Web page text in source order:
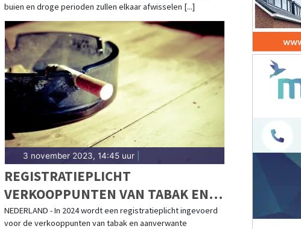
buien en droge perioden zullen elkaar afwisselen [...]
3 november 2023, 14:45 uur|
REGISTRATIEPLICHT
VERKOOPPUNTEN VAN TABAK EN
VAPES
NEDERLAND - In 2024 wordt een registratieplicht ingevoerd
voor de verkooppunten van tabak en aanverwante